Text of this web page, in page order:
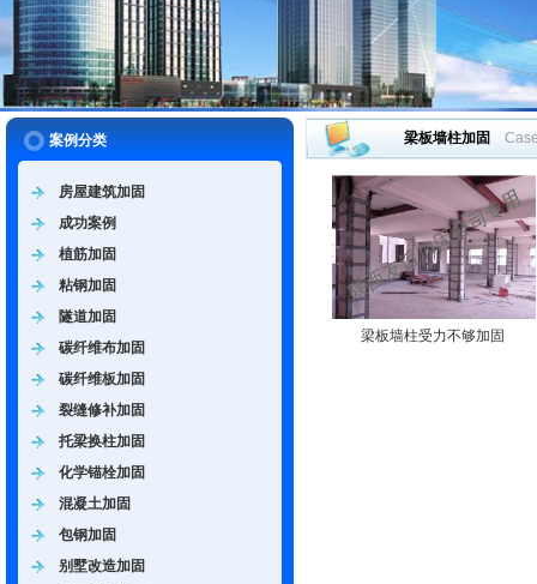
案例分类
房屋建筑加固
成功案例
植筋加固
粘钢加固
隧道加固
碳纤维布加固
碳纤维板加固
裂缝修补加固
托梁换柱加固
化学锚栓加固
混凝土加固
包钢加固
别墅改造加固
梁板墙柱加固
梁板墙柱受力不够加固